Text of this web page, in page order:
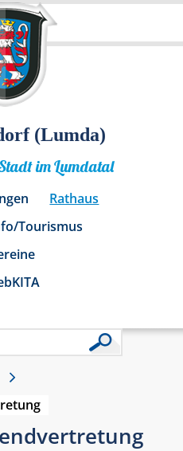
(Lumda)
im Lumdatal
Rathaus
Tourismus